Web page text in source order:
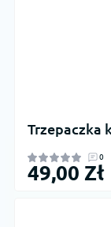
Trzepaczka
0
49,00 Zł